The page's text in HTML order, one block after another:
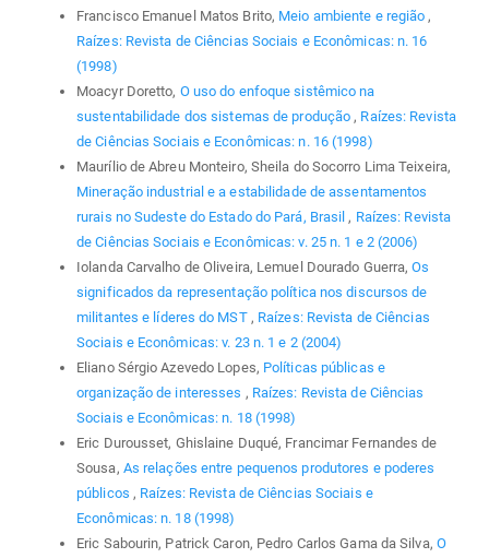
Francisco Emanuel Matos Brito, Meio ambiente e região ,
Raízes: Revista de Ciências Sociais e Econômicas: n. 16
(1998)
Moacyr Doretto, O uso do enfoque sistêmico na
sustentabilidade dos sistemas de produção , Raízes: Revista
de Ciências Sociais e Econômicas: n. 16 (1998)
Maurílio de Abreu Monteiro, Sheila do Socorro Lima Teixeira,
Mineração industrial e a estabilidade de assentamentos
rurais no Sudeste do Estado do Pará, Brasil , Raízes: Revista
de Ciências Sociais e Econômicas: v. 25 n. 1 e 2 (2006)
Iolanda Carvalho de Oliveira, Lemuel Dourado Guerra,Os
significados da representação política nos discursos de
militantes e líderes do MST , Raízes: Revista de Ciências
Sociais e Econômicas: v. 23 n. 1 e 2 (2004)
Eliano Sérgio Azevedo Lopes, Políticas públicas e
organização de interesses , Raízes: Revista de Ciências
Sociais e Econômicas: n. 18 (1998)
Eric Durousset, Ghislaine Duqué, Francimar Fernandes de
Sousa, As relações entre pequenos produtores e poderes
públicos , Raízes: Revista de Ciências Sociais e
Econômicas: n. 18 (1998)
Eric Sabourin, Patrick Caron, Pedro Carlos Gama da Silva, O